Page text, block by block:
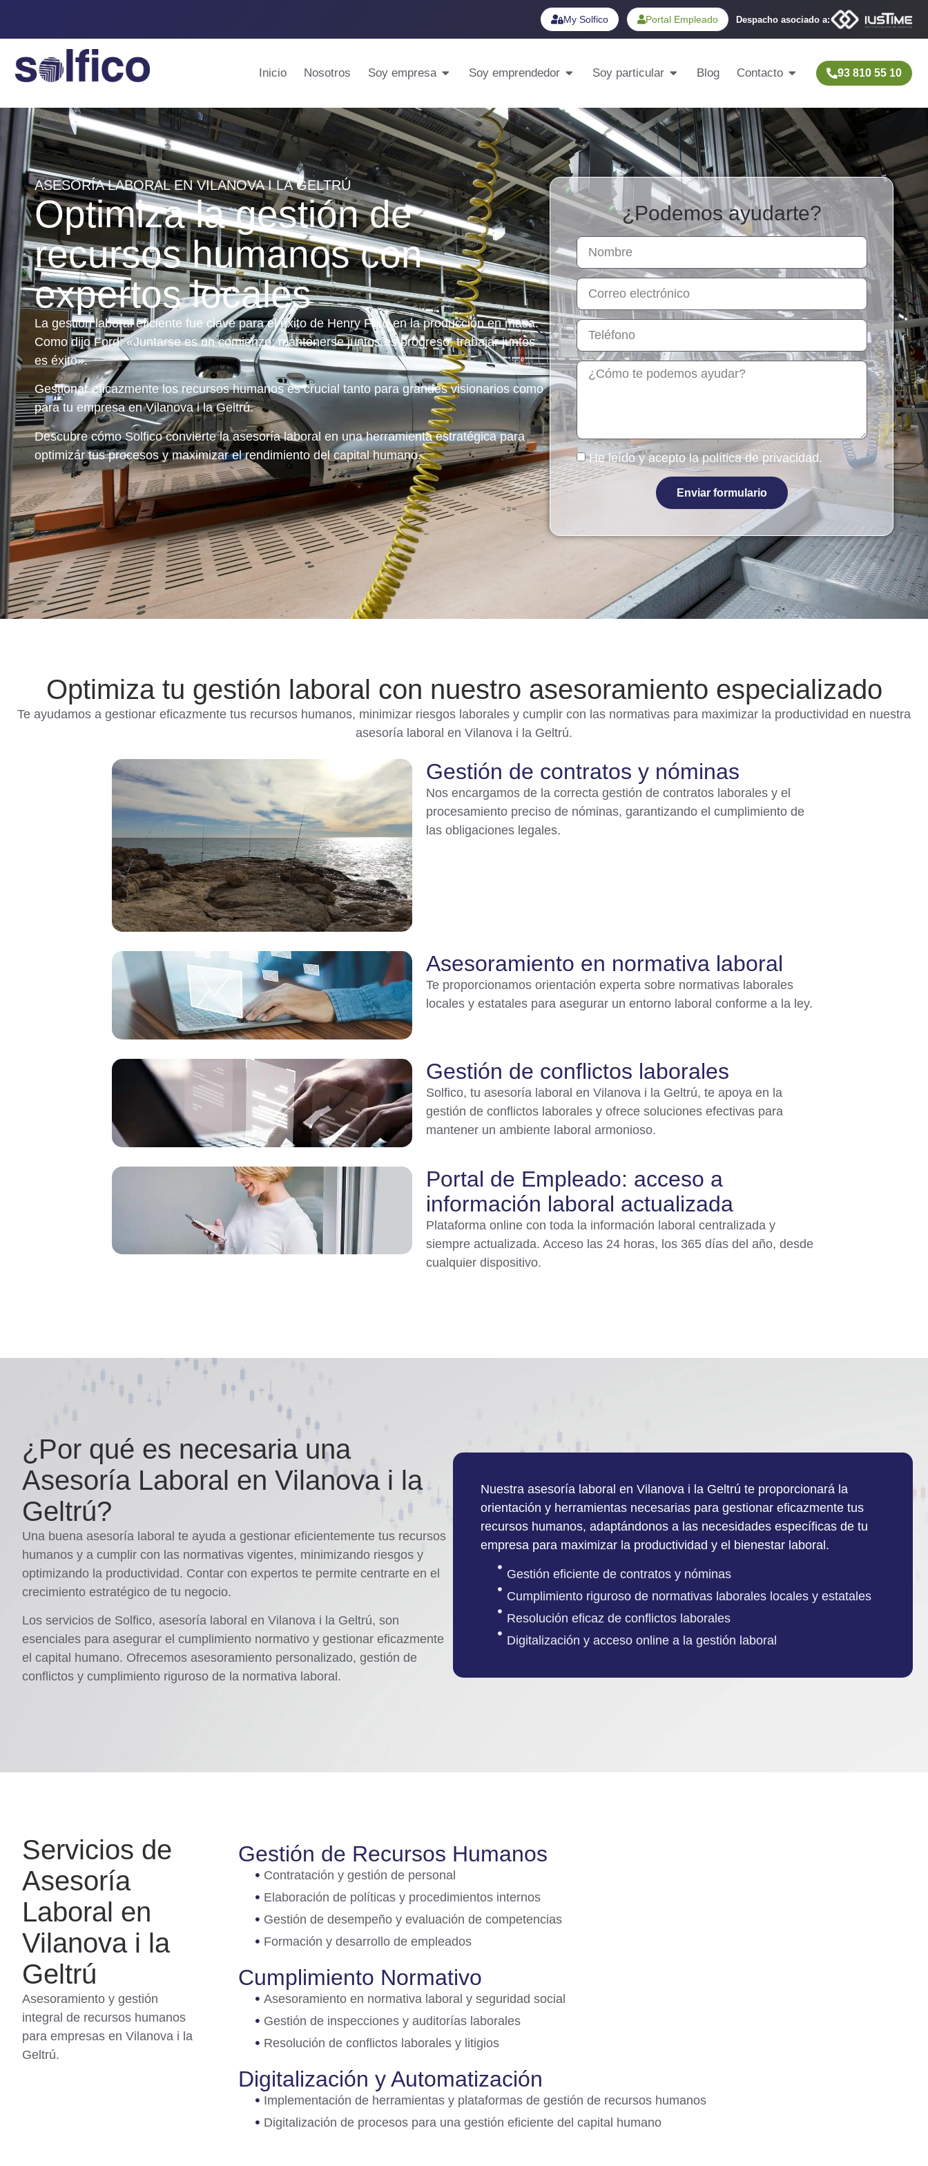
My Solfico Portal Empleado Despacho asociado a:
Inicio Nosotros Soy empresa Soy emprendedor Soy particular Blog Contacto 93 810 55 10
ASESORÍA LABORAL EN VILANOVA I LA GELTRÚ
Optimiza la gestión de
recursos humanos con
expertos locales
La gestión laboral eficiente fue clave para el éxito de Henry Ford en la producción en masa.
Como dijo Ford: «Juntarse es un comienzo; mantenerse juntos es progreso; trabajar juntos
es éxito».
Gestionar eficazmente los recursos humanos es crucialtanto para grandes visionarios como
para tu empresa en Vilanova i la Geltrú.
Descubre cómo Solfico convierte la asesoría laboral en una herramienta estratégica para
optimizar tus procesos y maximizar el rendimiento del capital humano.
¿Podemos ayudarte?
He leído y acepto lapolítica de privacidad.
Enviar formulario
Optimiza tu gestión laboral con nuestro asesoramiento especializado
Te ayudamos a gestionar eficazmente tus recursos humanos, minimizar riesgos laborales y cumplir con las normativas para maximizar la productividad en nuestra
asesoría laboral en Vilanova i la Geltrú.
Gestión de contratos y nóminas
Nos encargamos de la correcta gestión de contratos laborales y el
procesamiento preciso de nóminas, garantizando el cumplimiento de
las obligaciones legales.
Asesoramiento en normativa laboral
Te proporcionamos orientación experta sobre normativas laborales
locales y estatales para asegurar un entorno laboral conforme a la ley.
Gestión de conflictos laborales
Solfico, tu asesoría laboral en Vilanova i la Geltrú, te apoya en la
gestión de conflictos laborales y ofrece soluciones efectivas para
mantener un ambiente laboral armonioso.
Portal de Empleado: acceso a
información laboral actualizada
Plataforma online con toda la información laboral centralizada y
siempre actualizada. Acceso las 24 horas, los 365 días del año, desde
cualquier dispositivo.
¿Por qué es necesaria una
Asesoría Laboral en Vilanova i la
Geltrú?
Una buena asesoría laboral te ayuda a gestionar eficientemente tus recursos
humanos y a cumplir con las normativas vigentes, minimizando riesgos y
optimizando la productividad. Contar con expertos te permite centrarte en el
crecimiento estratégico de tu negocio.
Los servicios de Solfico, asesoría laboral en Vilanova i la Geltrú, son
esenciales para asegurar el cumplimiento normativo y gestionar eficazmente
el capital humano. Ofrecemos asesoramiento personalizado, gestión de
conflictos y cumplimiento riguroso de la normativa laboral.
Nuestra asesoría laboral en Vilanova i la Geltrú te proporcionará la
orientación y herramientas necesarias para gestionar eficazmente tus
recursos humanos, adaptándonos a las necesidades específicas de tu
empresa para maximizar la productividad y el bienestar laboral.
Gestión eficiente de contratos y nóminas
Cumplimiento riguroso de normativas laborales locales y estatales
Resolución eficaz de conflictos laborales
Digitalización y acceso online a la gestión laboral
Servicios de
Asesoría
Laboral en
Vilanova i la
Geltrú
Asesoramiento y gestión
integral de recursos humanos
para empresas en Vilanova i la
Geltrú.
Gestión de Recursos Humanos
Contratación y gestión de personal
Elaboración de políticas y procedimientos internos
Gestión de desempeño y evaluación de competencias
Formación y desarrollo de empleados
Cumplimiento Normativo
Asesoramiento en normativa laboral y seguridad social
Gestión de inspecciones y auditorías laborales
Resolución de conflictos laborales y litigios
Digitalización y Automatización
Implementación de herramientas y plataformas de gestión de recursos humanos
Digitalización de procesos para una gestión eficiente del capital humano